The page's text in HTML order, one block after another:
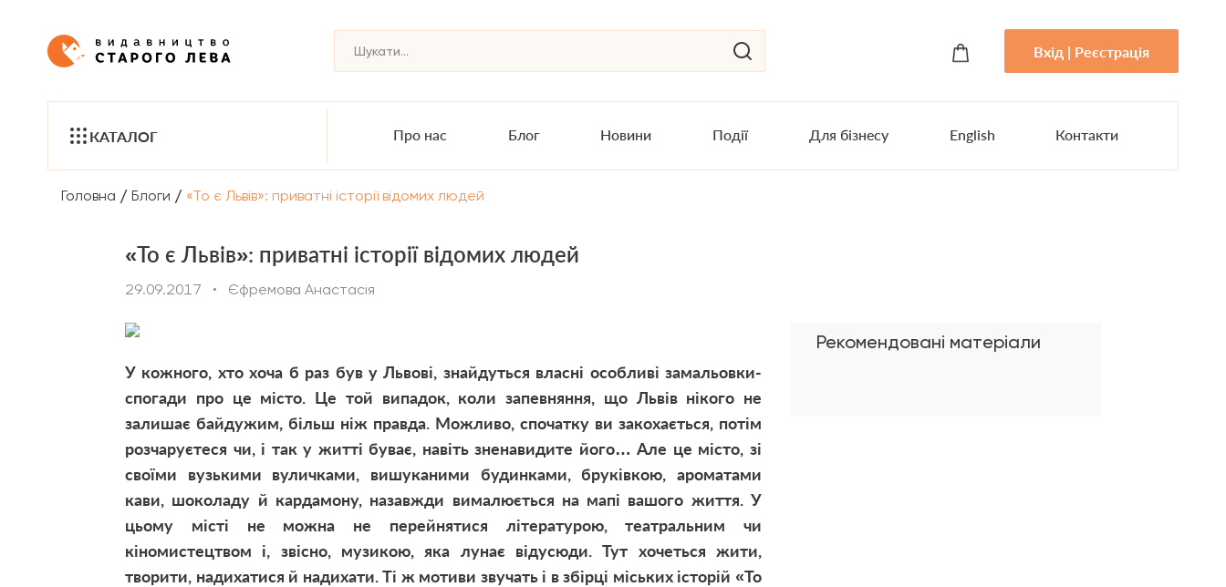
Вхід | Реєстрація
КАТАЛОГ Про нас Блог Новини Події Для бізнесу English Контакти
Головна / Блоги / «То є Львів»: приватні історії відомих людей
«То є Львів»: приватні історії відомих людей
29.09.2017 • Єфремова Анастасія
У кожного, хто хоча б раз був у Львові, знайдуться власні особливі замальовки-
спогади про це місто. Це той випадок, коли запевняння, що Львів нікого не
залишає байдужим, більш ніж правда. Можливо, спочатку ви закохається, потім
розчаруєтеся чи, і так у житті буває, навіть зненавидите його… Але це місто, зі
своїми вузькими вуличками, вишуканими будинками, бруківкою, ароматами
кави, шоколаду й кардамону, назавжди вималюється на мапі вашого життя. У
цьому місті не можна не перейнятися літературою, театральним чи
кіномистецтвом і, звісно, музикою, яка лунає відусюди. Тут хочеться жити,
творити, надихатися й надихати. Ті ж мотиви звучать і в збірці міських історій «То
Рекомендовані матеріали